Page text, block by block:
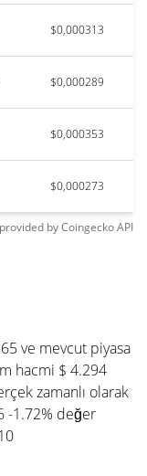
$0,000313
$0,000289
$0,000353
$0,000273
byCoingeckoAPI
ve mevcut piyasa
hacmi $ 4.294
zamanlı olarak
-1.72% değer